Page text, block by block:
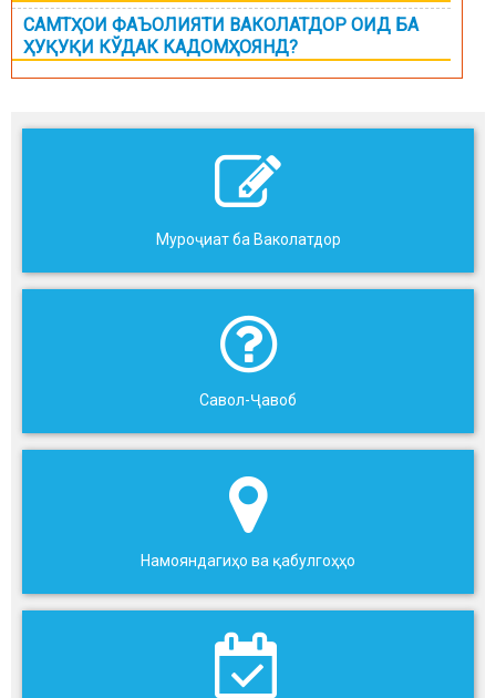
САМТҲОИ ФАЪОЛИЯТИ ВАКОЛАТДОР ОИД БА
ҲУҚУҚИ КЎДАК КАДОМҲОЯНД?
Муроҷиат ба Ваколатдор
Савол-Ҷавоб
Намояндагиҳо ва қабулгоҳҳо